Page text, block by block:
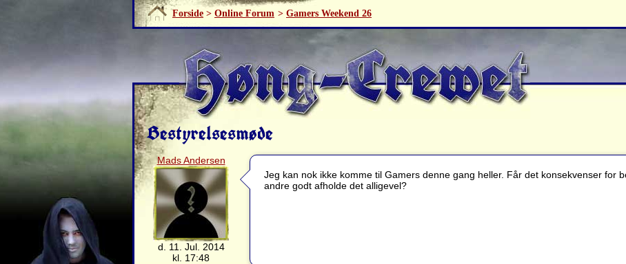
Forside > Online Forum > Gamers Weekend 26
Bestyrelsesmøde
Mads Andersen
d. 11. Jul. 2014
kl. 17:48
Jeg kan nok ikke komme til Gamers denne gang heller. Får det konsekvenser for
andre godt afholde det alligevel?